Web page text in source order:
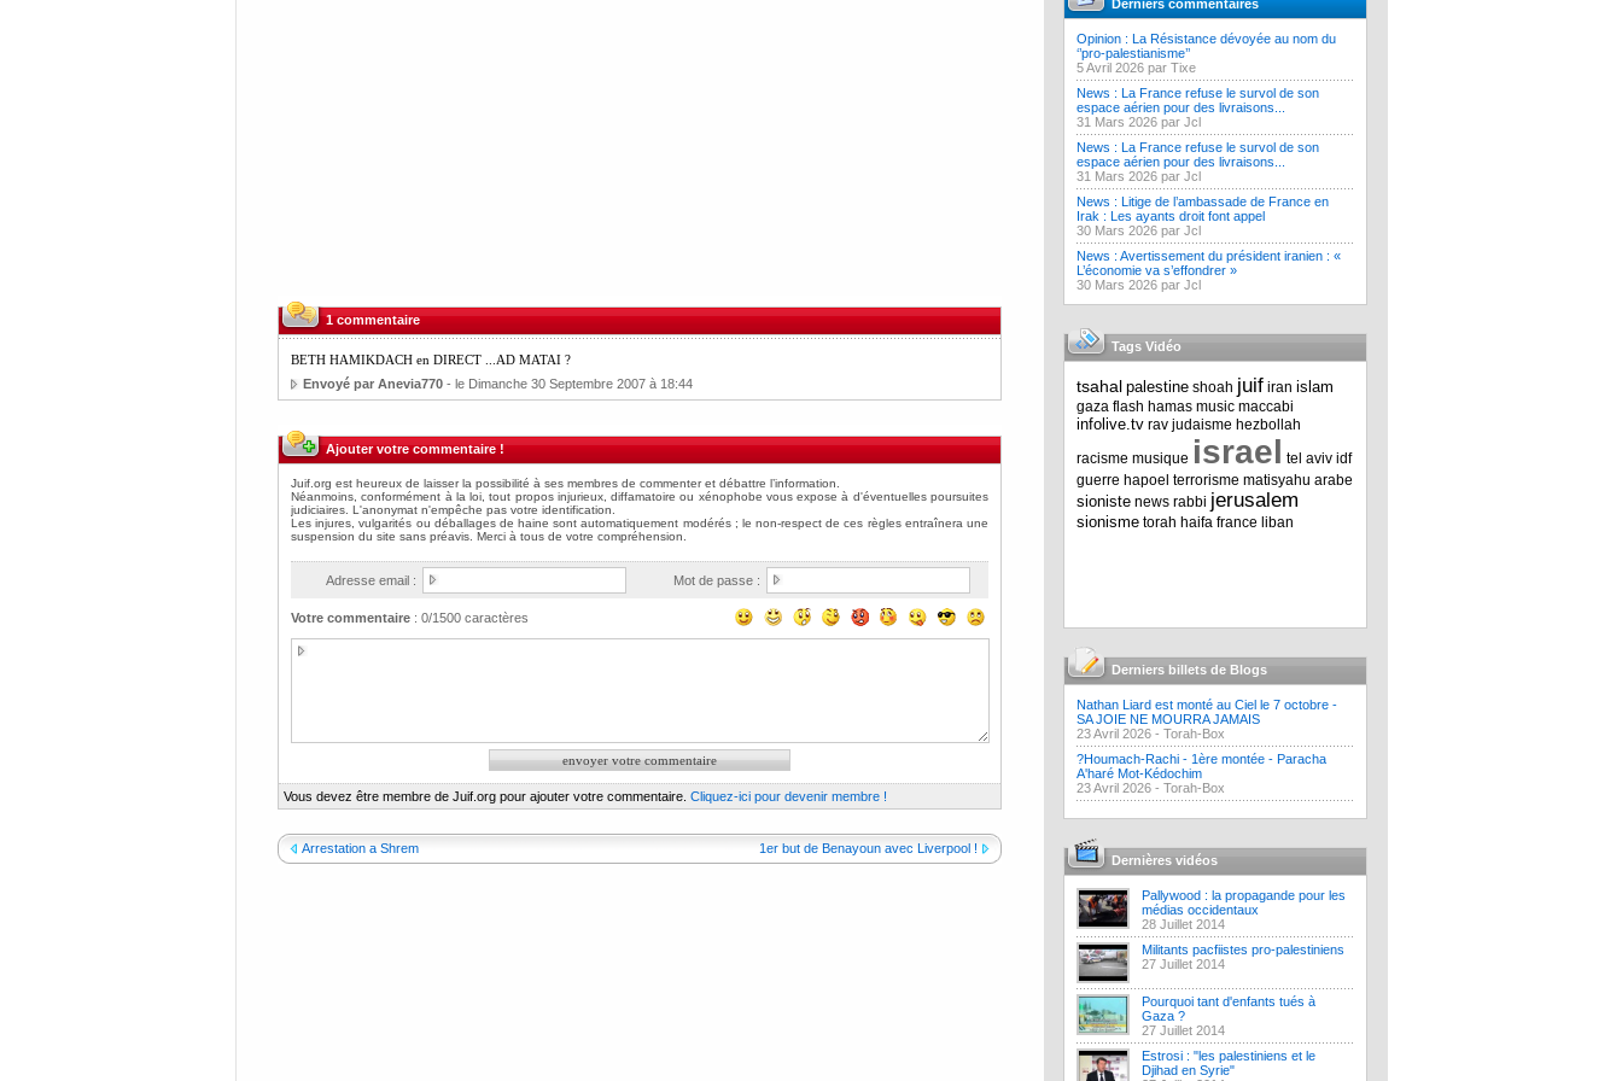
1 commentaire
BETH HAMIKDACH en DIRECT ...AD MATAI ?
Envoyé par Anevia770- le Dimanche 30 Septembre 2007 à 18:44
Ajouter votre commentaire !
Adresse email : Mot de passe :
Votre commentaire: 0/1500 caractères
Vous devez être membre de Juif.org pour ajouter votre commentaire. Cliquez-ici pour devenir membre !
Arrestation a Shrem 1er but de Benayoun avec Liverpool !
Derniers commentaires
Opinion : La Résistance dévoyée au nom du
‘’pro-palestianisme’’
5 Avril 2026 par Tixe
News : La France refuse le survol de son
espace aérien pour des livraisons...
31 Mars 2026 par Jcl
News : La France refuse le survol de son
espace aérien pour des livraisons...
31 Mars 2026 par Jcl
News : Litige de l’ambassade de France en
Irak : Les ayants droit font appel
30 Mars 2026 par Jcl
News : Avertissement du président iranien : «
L’économie va s’effondrer »
30 Mars 2026 par Jcl
Tags Vidéo
tsahal palestine shoah juif iran islam
gaza flash hamas music maccabi
infolive.tv rav judaisme hezbollah
racisme musique israel tel aviv idf
guerre hapoel terrorisme matisyahu arabe
sioniste news rabbi jerusalem
sionisme torah haifa france liban
Derniers billets de Blogs
Nathan Liard est monté au Ciel le 7 octobre -
SA JOIE NE MOURRA JAMAIS
23 Avril 2026 - Torah-Box
?Houmach-Rachi - 1ère montée - Paracha
A'haré Mot-Kédochim
23 Avril 2026 - Torah-Box
Dernières vidéos
Pallywood : la propagande pour les
médias occidentaux
28 Juillet 2014
Militants pacfiistes pro-palestiniens
27 Juillet 2014
Pourquoi tant d'enfants tués à
Gaza ?
27 Juillet 2014
Estrosi : "les palestiniens et le
Djihad en Syrie"